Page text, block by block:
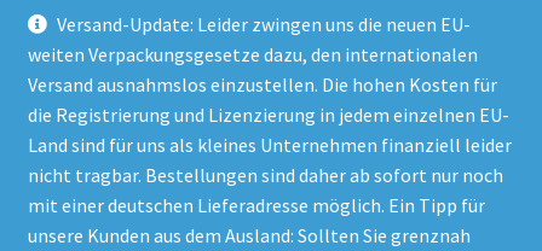
Versand-Update: Leider zwingen uns die neuen EU-
weiten Verpackungsgesetze dazu, den internationalen
Versand ausnahmslos einzustellen. Die hohen Kosten für
die Registrierung und Lizenzierung in jedem einzelnen EU-
Land sind für uns als kleines Unternehmen finanziell leider
nicht tragbar. Bestellungen sind daher ab sofort nur noch
mit einer deutschen Lieferadresse möglich. Ein Tipp für
unsere Kunden aus dem Ausland: Sollten Sie grenznah